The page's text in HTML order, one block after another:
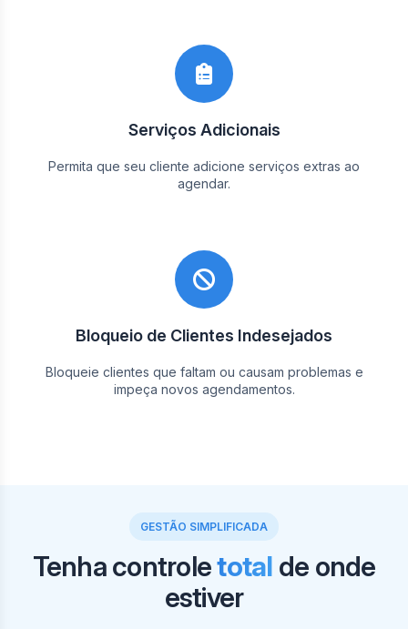
Serviços Adicionais
Permita que seu cliente adicione serviços extras ao
agendar.
Bloqueio de Clientes Indesejados
Bloqueie clientes que faltam ou causam problemas e
impeça novos agendamentos.
GESTÃO SIMPLIFICADA
Tenha controletotal de onde
estiver